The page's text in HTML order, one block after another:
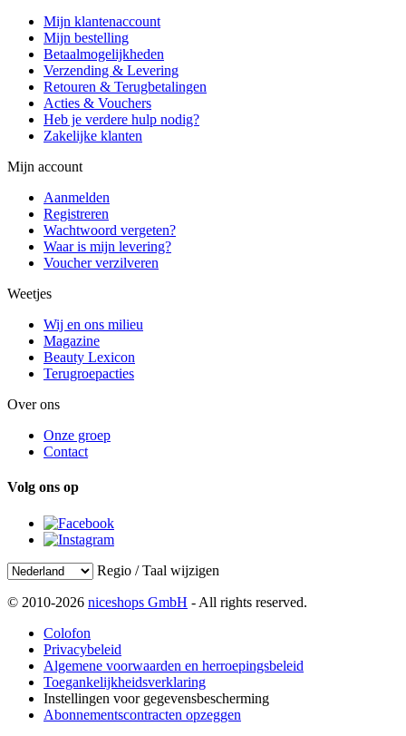
Mijn klantenaccount
Mijn bestelling
Betaalmogelijkheden
Verzending & Levering
Retouren & Terugbetalingen
Acties & Vouchers
Heb je verdere hulp nodig?
Zakelijke klanten
Mijn account
Aanmelden
Registreren
Wachtwoord vergeten?
Waar is mijn levering?
Voucher verzilveren
Weetjes
Wij en ons milieu
Magazine
Beauty Lexicon
Terugroepacties
Over ons
Onze groep
Contact
Volg ons op
Regio / Taal wijzigen
© 2010-2026 niceshops GmbH - All rights reserved.
Colofon
Privacybeleid
Algemene voorwaarden en herroepingsbeleid
Toegankelijkheidsverklaring
Instellingen voor gegevensbescherming
Abonnementscontracten opzeggen